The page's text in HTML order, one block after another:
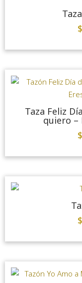
$
Taza Feliz
quiero –
$
$